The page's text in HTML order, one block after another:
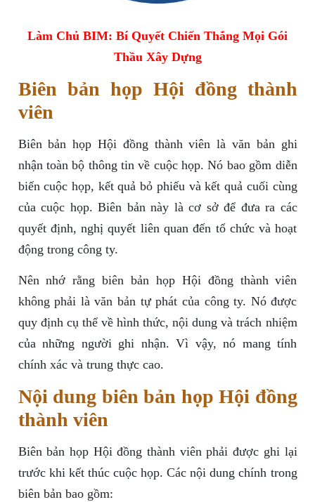
Làm Chủ BIM: Bí Quyết Chiến Thắng Mọi Gói
Thầu Xây Dựng
Biên bản họp Hội đồng thành
viên
Biên bản họp Hội đồng thành viên là văn bản ghi
nhận toàn bộ thông tin về cuộc họp. Nó bao gồm diễn
biến cuộc họp, kết quả bỏ phiếu và kết quả cuối cùng
của cuộc họp. Biên bản này là cơ sở để đưa ra các
quyết định, nghị quyết liên quan đến tổ chức và hoạt
động trong công ty.
Nên nhớ rằng biên bản họp Hội đồng thành viên
không phải là văn bản tự phát của công ty. Nó được
quy định cụ thể về hình thức, nội dung và trách nhiệm
của những người ghi nhận. Vì vậy, nó mang tính
chính xác và trung thực cao.
Nội dung biên bản họp Hội đồng
thành viên
Biên bản họp Hội đồng thành viên phải được ghi lại
trước khi kết thúc cuộc họp. Các nội dung chính trong
biên bản bao gồm: